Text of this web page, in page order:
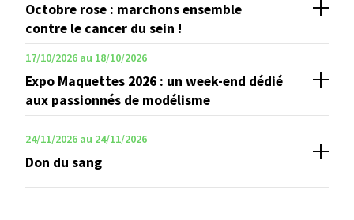
Octobre rose : marchons ensemble
contre le cancer du sein !
17/10/2026 au 18/10/2026
Expo Maquettes 2026 : un week-end dédié
aux passionnés de modélisme
24/11/2026 au 24/11/2026
Don du sang